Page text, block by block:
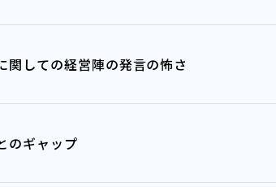
しての経営陣の発言の怖さ
のギャップ